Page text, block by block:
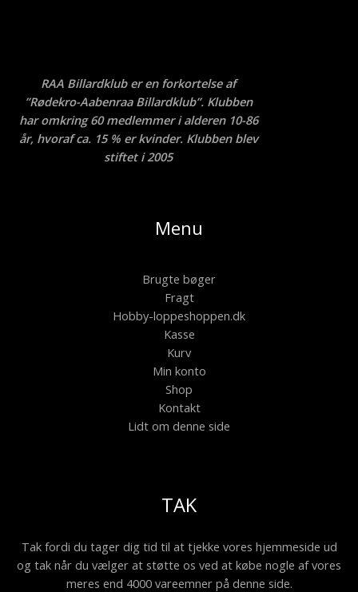
RAA Billardklub er en forkortelse af
”Rødekro-Aabenraa Billardklub”. Klubben
har omkring 60 medlemmer i alderen 10-86
år, hvoraf ca. 15 % er kvinder. Klubben blev
stiftet i 2005
Menu
Brugte bøger
Fragt
Hobby-loppeshoppen.dk
Kasse
Kurv
Min konto
Shop
Kontakt
Lidt om denne side
TAK
Tak fordi du tager dig tid til at tjekke vores hjemmeside ud
og tak når du vælger at støtte os ved at købe nogle af vores
meres end 4000 vareemner på denne side.